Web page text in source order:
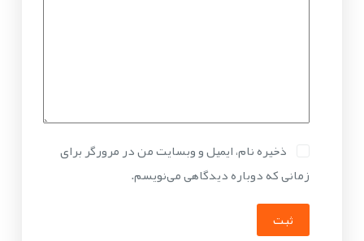
ذخیره نام، ایمیل و وبسایت من در مرورگر برای
زمانی که دوباره دیدگاهی می‌نویسم.
ثبت